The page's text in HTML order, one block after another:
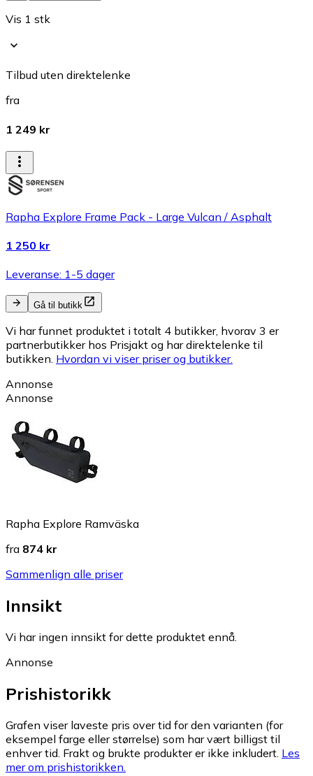
Vis 1 stk
Tilbud uten direktelenke
fra
1 249 kr
Rapha Explore Frame Pack - Large Vulcan / Asphalt
1 250 kr
Leveranse: 1-5 dager
Gå til butikk
Vi har funnet produktet i totalt 4 butikker, hvorav 3 er
partnerbutikker hos Prisjakt og har direktelenke til
butikken. Hvordan vi viser priser og butikker.
Annonse
Annonse
Rapha Explore Ramväska
fra 874 kr
Sammenlign alle priser
Innsikt
Vi har ingen innsikt for dette produktet ennå.
Annonse
Prishistorikk
Grafen viser laveste pris over tid for den varianten (for
eksempel farge eller størrelse) som har vært billigst til
enhver tid. Frakt og brukte produkter er ikke inkludert. Les
mer om prishistorikken.